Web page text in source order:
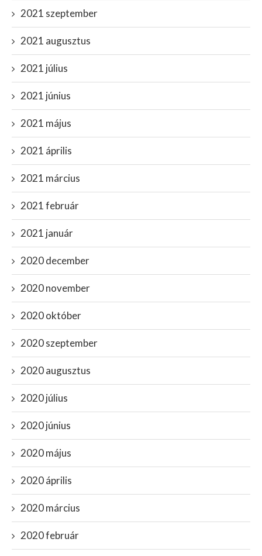
2021 szeptember
2021 augusztus
2021 július
2021 június
2021 május
2021 április
2021 március
2021 február
2021 január
2020 december
2020 november
2020 október
2020 szeptember
2020 augusztus
2020 július
2020 június
2020 május
2020 április
2020 március
2020 február